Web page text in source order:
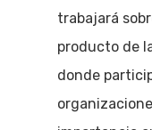
trabajará
producto de
donde